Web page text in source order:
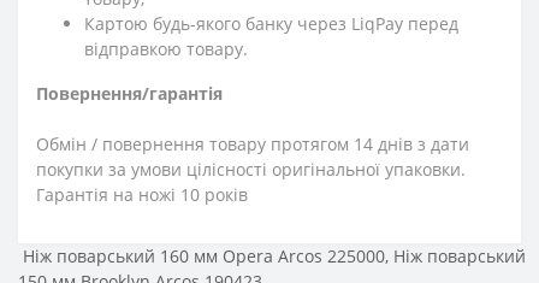
Картою будь-якого банку через LiqPay перед
відправкою товару.
Повернення/гарантія
Обмін / повернення товару протягом 14 днів з дати
покупки за умови цілісності оригінальної упаковки.
Гарантія на ножі 10 років
Ніж поварський 160 мм Opera Arcos 225000, Ніж поварський